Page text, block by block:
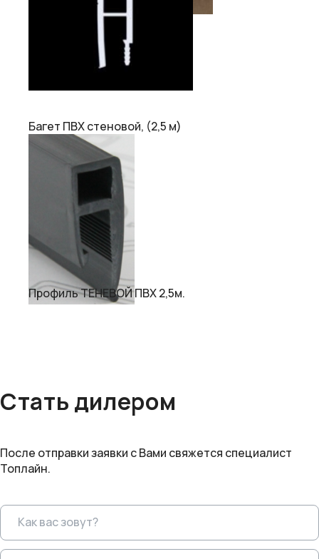
Багет ПВХ стеновой, (2,5 м)
Профиль ТЕНЕВОЙ ПВХ 2,5м.
Стать дилером
После отправки заявки с Вами свяжется специалист
Топлайн.